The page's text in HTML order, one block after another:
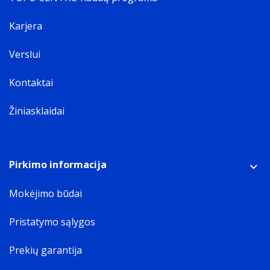
Karjera
Verslui
Kontaktai
Žiniasklaidai
Pirkimo informacija
Mokėjimo būdai
Pristatymo sąlygos
Prekių garantija